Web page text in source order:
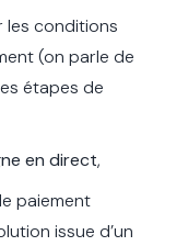
les conditions
(on parle de
étapes de
en direct,
paiement
issue d’un